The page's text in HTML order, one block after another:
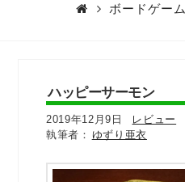
ボードゲーム
ハッピーサーモン
2019年12月9日
レビュー
ゆずり亜衣